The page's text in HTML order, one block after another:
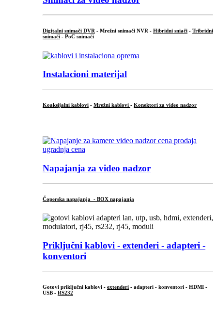
Digitalni snimači DVR - Mrežni snimači NVR - Hibridni sniači - Tribridni
snimači - PoC snimači
Instalacioni materijal
Koaksijalni kablovi - Mrežni kablovi - Konektori za video nadzor
Napajanja za video nadzor
Čoperska napajanja - BOX napajanja
Priključni kablovi - extenderi - adapteri -
konventori
Gotovi priključni kablovi - extenderi - adapteri - konventori - HDMI -
USB - RS232